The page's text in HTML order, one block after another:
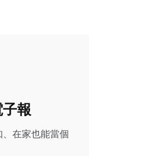
報
在家也能當個